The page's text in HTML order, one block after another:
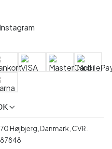
Højbjerg, Danmark, CVR.